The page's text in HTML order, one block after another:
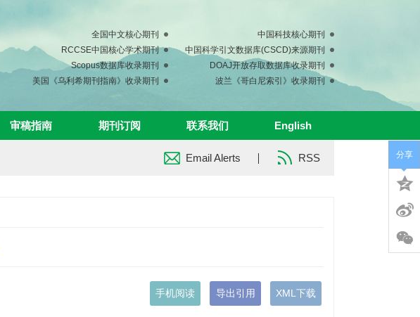
全国中文核心期刊
中国科技核心期刊
RCCSE中国核心学术期刊
中国科学引文数据库(CSCD)来源期刊
Scopus数据库收录期刊
DOAJ开放存取数据库收录期刊
美国《乌利希期刊指南》收录期刊
波兰《哥白尼索引》收录期刊
审稿指南 期刊订阅 联系我们 English
Email Alerts RSS
手机阅读 导出引用 XML下载
分享